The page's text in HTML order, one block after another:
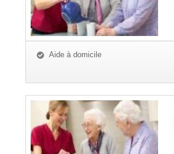
Aide à domicile